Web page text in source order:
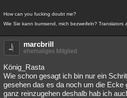
How can you fucking doubt me?
Wie Sie kann bumsend, mich bezweifeln? Translators
marcbrill
ehemaliges Mitglied
König_Rasta
Wie schon gesagt ich bin nur ein
gesehen das es da noch um die Ecke
ganz reinzugehen deshalb hab ich